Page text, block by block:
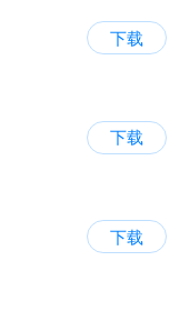
下载
下载
下载